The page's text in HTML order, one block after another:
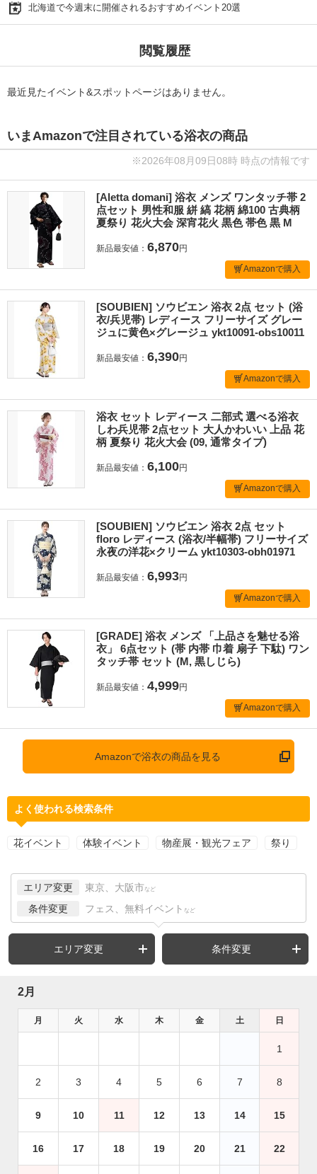
北海道で今週末に開催されるおすすめイベント20選
閲覧履歴
最近見たイベント&スポットページはありません。
いまAmazonで注目されている浴衣の商品
※2026年08月09日08時 時点の情報です
[Aletta domani] 浴衣 メンズ ワンタッチ帯 2
点セット 男性和服 絣 縞 花柄 綿100 古典柄
夏祭り 花火大会 深宵花火 黒色 帯色 黒 M
新品最安値： 6,870円
Amazonで購入
[SOUBIEN] ソウビエン 浴衣 2点 セット (浴
衣/兵児帯) レディース フリーサイズ グレー
ジュに黄色×グレージュ ykt10091-obs10011
新品最安値： 6,390円
Amazonで購入
浴衣 セット レディース 二部式 選べる浴衣
しわ兵児帯 2点セット 大人かわいい 上品 花
柄 夏祭り 花火大会 (09, 通常タイプ)
新品最安値： 6,100円
Amazonで購入
[SOUBIEN] ソウビエン 浴衣 2点 セット
floro レディース (浴衣/半幅帯) フリーサイズ
永夜の洋花×クリーム ykt10303-obh01971
新品最安値： 6,993円
Amazonで購入
[GRADE] 浴衣 メンズ 「上品さを魅せる浴
衣」 6点セット (帯 内帯 巾着 扇子 下駄) ワン
タッチ帯 セット (M, 黒しじら)
新品最安値： 4,999円
Amazonで購入
Amazonで浴衣の商品を見る
よく使われる検索条件
花イベント 体験イベント 物産展・観光フェア 祭り
エリア変更 東京、大阪市 など
条件変更 フェス、無料イベント など
エリア変更 条件変更
2月
月 火 水 木 金 土 日
1
2 3 4 5 6 7 8
9 10 11 12 13 14 15
16 17 18 19 20 21 22